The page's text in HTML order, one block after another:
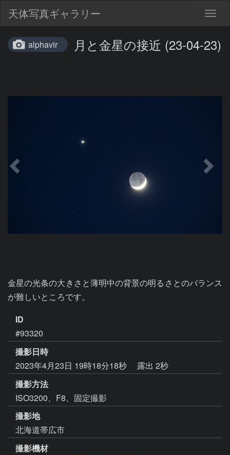
天体写真ギャラリー
alphavir 月と金星の接近 (23-04-23)
金星の光条の大きさと薄明中の背景の明るさとのバランス
が難しいところです。
ID
#93320
撮影日時
2023年4月23日 19時18分18秒
露出 2秒
撮影方法
ISO3200、F8、固定撮影
撮影地
北海道帯広市
撮影機材